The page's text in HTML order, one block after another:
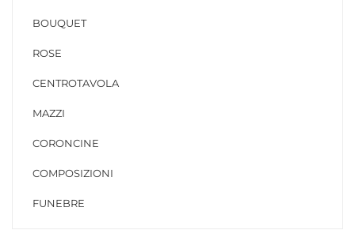
BOUQUET
ROSE
CENTROTAVOLA
MAZZI
CORONCINE
COMPOSIZIONI
FUNEBRE